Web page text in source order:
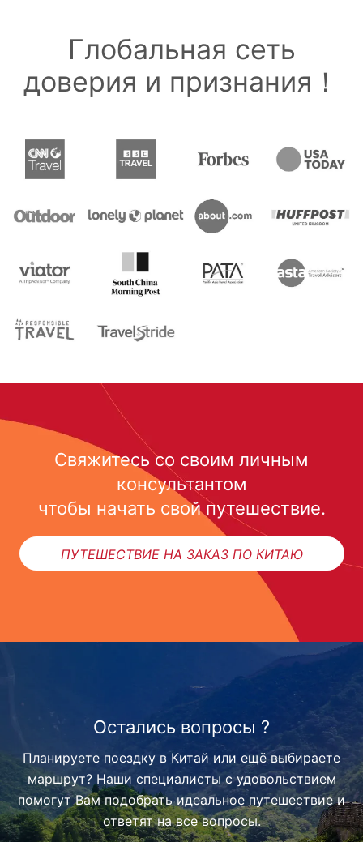
Глобальная сеть
доверия и признания！
Свяжитесь со своим личным
консультантом
чтобы начать свой путешествие.
ПУТЕШЕСТВИЕ НА ЗАКАЗ ПО КИТАЮ
Остались вопросы ?
Планируете поездку в Китай или ещё выбираете
маршрут? Наши специалисты с удовольствием
помогут Вам подобрать идеальное путешествие и
ответят на все вопросы.